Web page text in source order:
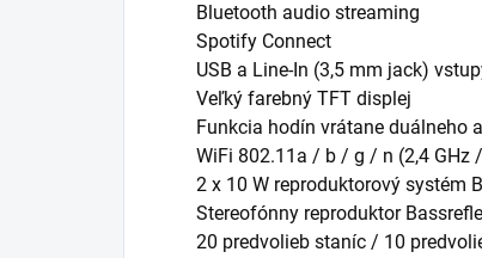
Bluetooth audio streaming
Spotify Connect
USB a Line-In (3,5 mm jack)
Veľký farebný TFT displej
Funkcia hodín vrátane duálneho
WiFi 802.11a / b / g / n (2,4 GHz
2 x 10 W reproduktorový systém
Stereofónny reproduktor
20 predvolieb staníc / 10